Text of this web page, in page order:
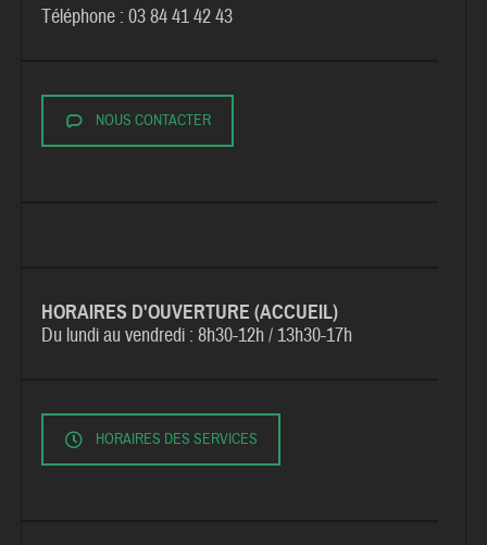
Téléphone : 03 84 41 42 43
NOUS CONTACTER
HORAIRES D'OUVERTURE (ACCUEIL)
Du lundi au vendredi :8h30-12h / 13h30-17h
HORAIRES DES SERVICES